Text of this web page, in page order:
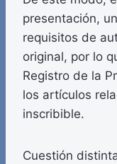
presentación,
requisitos de
original, por lo
Registro de la
los artículos
inscribible.
Cuestión